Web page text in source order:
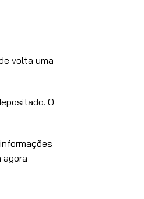
volta uma
O
agora